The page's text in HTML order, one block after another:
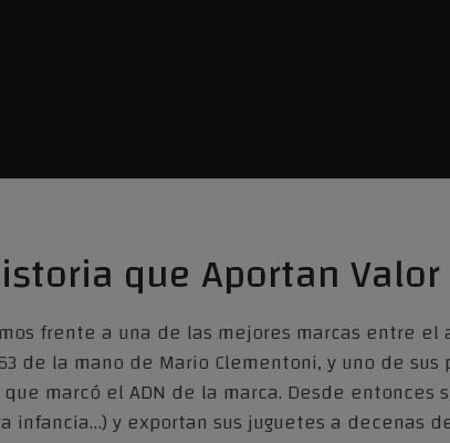
que Aportan Valor
frente a una de las mejores marcas entre
de la mano de Mario Clementoni, y uno de
marcó el ADN de la marca. Desde entonces
y exportan sus juguetes a decenas